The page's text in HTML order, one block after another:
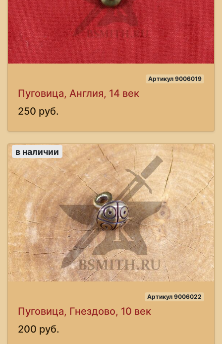
Артикул 9006019
Пуговица, Англия, 14 век
250 руб.
в наличии
Артикул 9006022
Пуговица, Гнездово, 10 век
200 руб.